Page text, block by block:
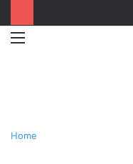
Home